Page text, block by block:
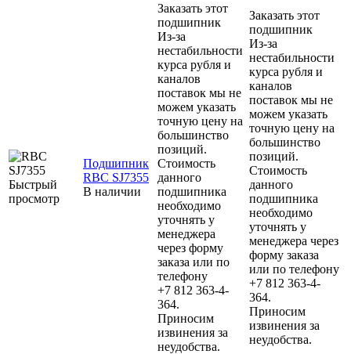
Быстрый
просмотр
Подшипник
RBC SJ7355
В наличии
Заказать этот
подшипник
Из-за
нестабильности
курса рубля и
каналов
поставок мы не
можем указать
точную цену на
большинство
позиций.
Стоимость
данного
подшипника
необходимо
уточнять у
менеджера
через форму
заказа или по
телефону
+7 812 363-4-
364.
Приносим
извинения за
неудобства.
Заказать этот
подшипник
Из-за
нестабильности
курса рубля и
каналов
поставок мы не
можем указать
точную цену на
большинство
позиций.
Стоимость
данного
подшипника
необходимо
уточнять у
менеджера через
форму заказа
или по телефону
+7 812 363-4-
364.
Приносим
извинения за
неудобства.